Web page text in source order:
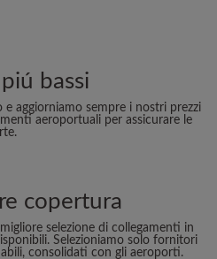
bassi
e aggiorniamo sempre i nostri prezzi
aeroportuali per assicurare le
copertura
selezione di collegamenti in
Selezioniamo solo fornitori
consolidati con gli aeroporti.